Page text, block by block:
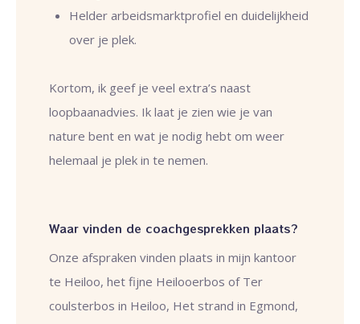
Helder arbeidsmarktprofiel en duidelijkheid
over je plek.
Kortom, ik geef je veel extra’s naast
loopbaanadvies. Ik laat je zien wie je van
nature bent en wat je nodig hebt om weer
helemaal je plek in te nemen.
Waar vinden de coachgesprekken plaats?
Onze afspraken vinden plaats in mijn kantoor
te Heiloo, het fijne Heilooerbos of Ter
coulsterbos in Heiloo, Het strand in Egmond,